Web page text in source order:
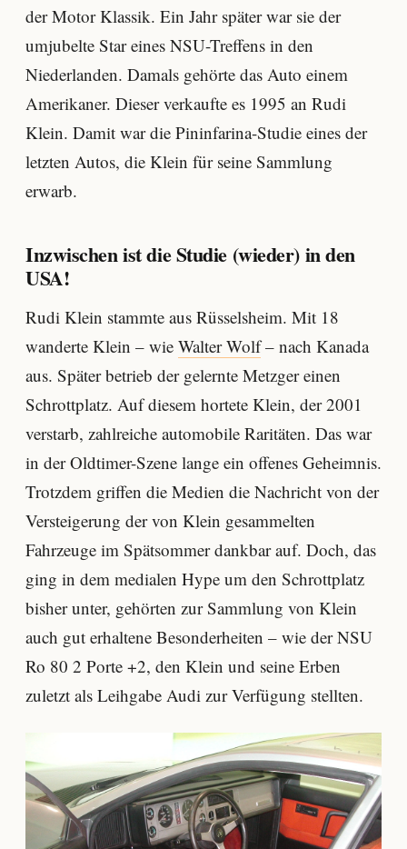
der Motor Klassik. Ein Jahr später war sie der
umjubelte Star eines NSU-Treffens in den
Niederlanden. Damals gehörte das Auto einem
Amerikaner. Dieser verkaufte es 1995 an Rudi
Klein. Damit war die Pininfarina-Studie eines der
letzten Autos, die Klein für seine Sammlung
erwarb.
Inzwischen ist die Studie (wieder) in den
USA!
Rudi Klein stammte aus Rüsselsheim. Mit 18
wanderte Klein – wie Walter Wolf– nach Kanada
aus. Später betrieb der gelernte Metzger einen
Schrottplatz. Auf diesem hortete Klein, der 2001
verstarb, zahlreiche automobile Raritäten. Das war
in der Oldtimer-Szene lange ein offenes Geheimnis.
Trotzdem griffen die Medien die Nachricht von der
Versteigerung der von Klein gesammelten
Fahrzeuge im Spätsommer dankbar auf. Doch, das
ging in dem medialen Hype um den Schrottplatz
bisher unter, gehörten zur Sammlung von Klein
auch gut erhaltene Besonderheiten – wie der NSU
Ro 80 2 Porte +2, den Klein und seine Erben
zuletzt als Leihgabe Audi zur Verfügung stellten.